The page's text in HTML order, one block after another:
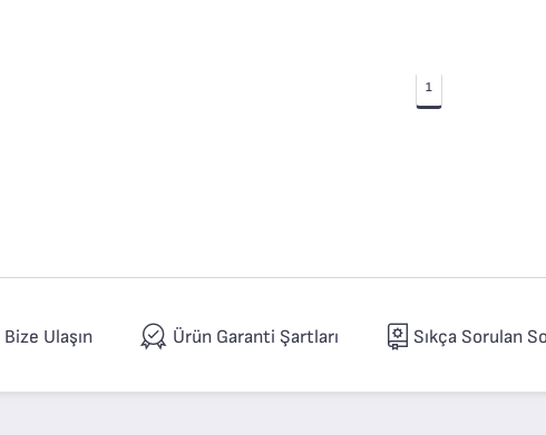
★★
1
Bize Ulaşın Ürün Garanti Şartları Sıkça Sorulan